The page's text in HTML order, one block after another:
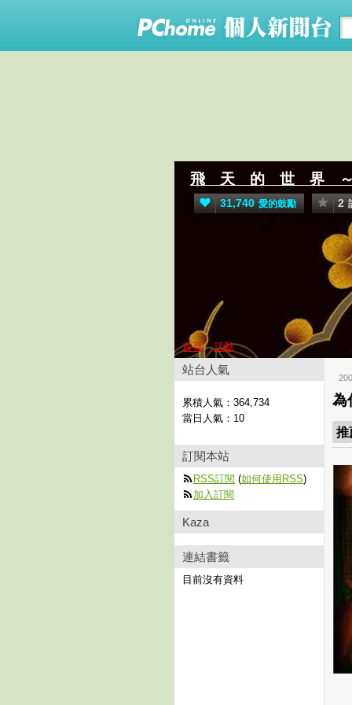
飛 天 的 世 界 ～
31,740 愛的鼓勵 2
首頁 活動
為
推
站台人氣
累積人氣： 364,734
當日人氣： 10
訂閱本站
RSS訂閱 (如何使用RSS)
加入訂閱
Kaza
連結書籤
目前沒有資料